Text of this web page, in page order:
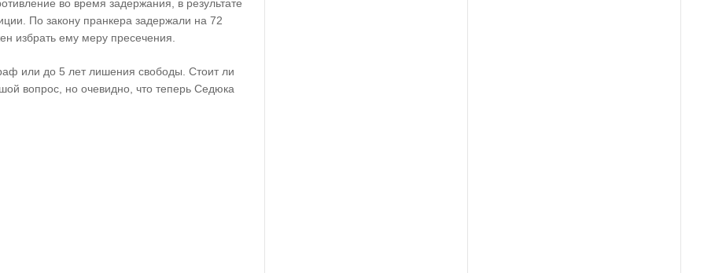
во время задержания, в результате
По закону пранкера задержали на 72
избрать ему меру пресечения.
или до 5 лет лишения свободы. Стоит ли
вопрос, но очевидно, что теперь Седюка